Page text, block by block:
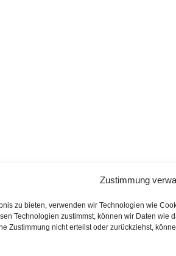
Zustimmung
zu bieten, verwenden wir Technologien wie
Technologien zustimmst, können wir Daten wie
Zustimmung nicht erteilst oder zurückziehst,